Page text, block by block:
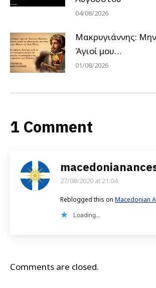
04/08/2026
Μακρυγιάννης:
Άγιοί μου…
01/08/2026
1 Comment
says:
27/08/2020 at 21:04
Reblogged this on Macedonian
Loading...
Comments are closed.